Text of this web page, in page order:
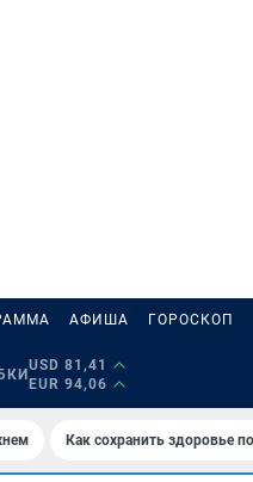
АФИША ГОРОСКОП
USD 81,41
EUR 94,06
Как сохранить здоровье